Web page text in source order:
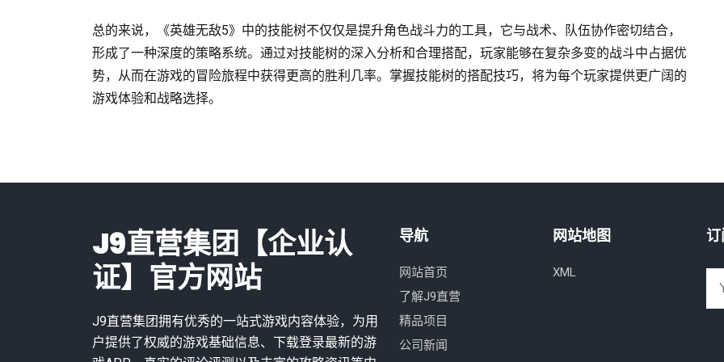
总的来说，《英雄无敌5》中的技能树不仅仅是提升角色战斗力的工具，它与战术、队伍协作密切结合，
形成了一种深度的策略系统。通过对技能树的深入分析和合理搭配，玩家能够在复杂多变的战斗中占据优
势，从而在游戏的冒险旅程中获得更高的胜利几率。掌握技能树的搭配技巧，将为每个玩家提供更广阔的
游戏体验和战略选择。
J9直营集团【企业认
证】官方网站
J9直营集团拥有优秀的一站式游戏内容体验，为用
户提供了权威的游戏基础信息、下载登录最新的游
导航
网站首页
了解J9直营
精品项目
公司新闻
网站地图
XML